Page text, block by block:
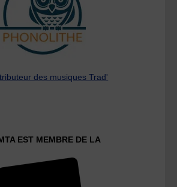
des musiques Trad'
EST MEMBRE DE LA